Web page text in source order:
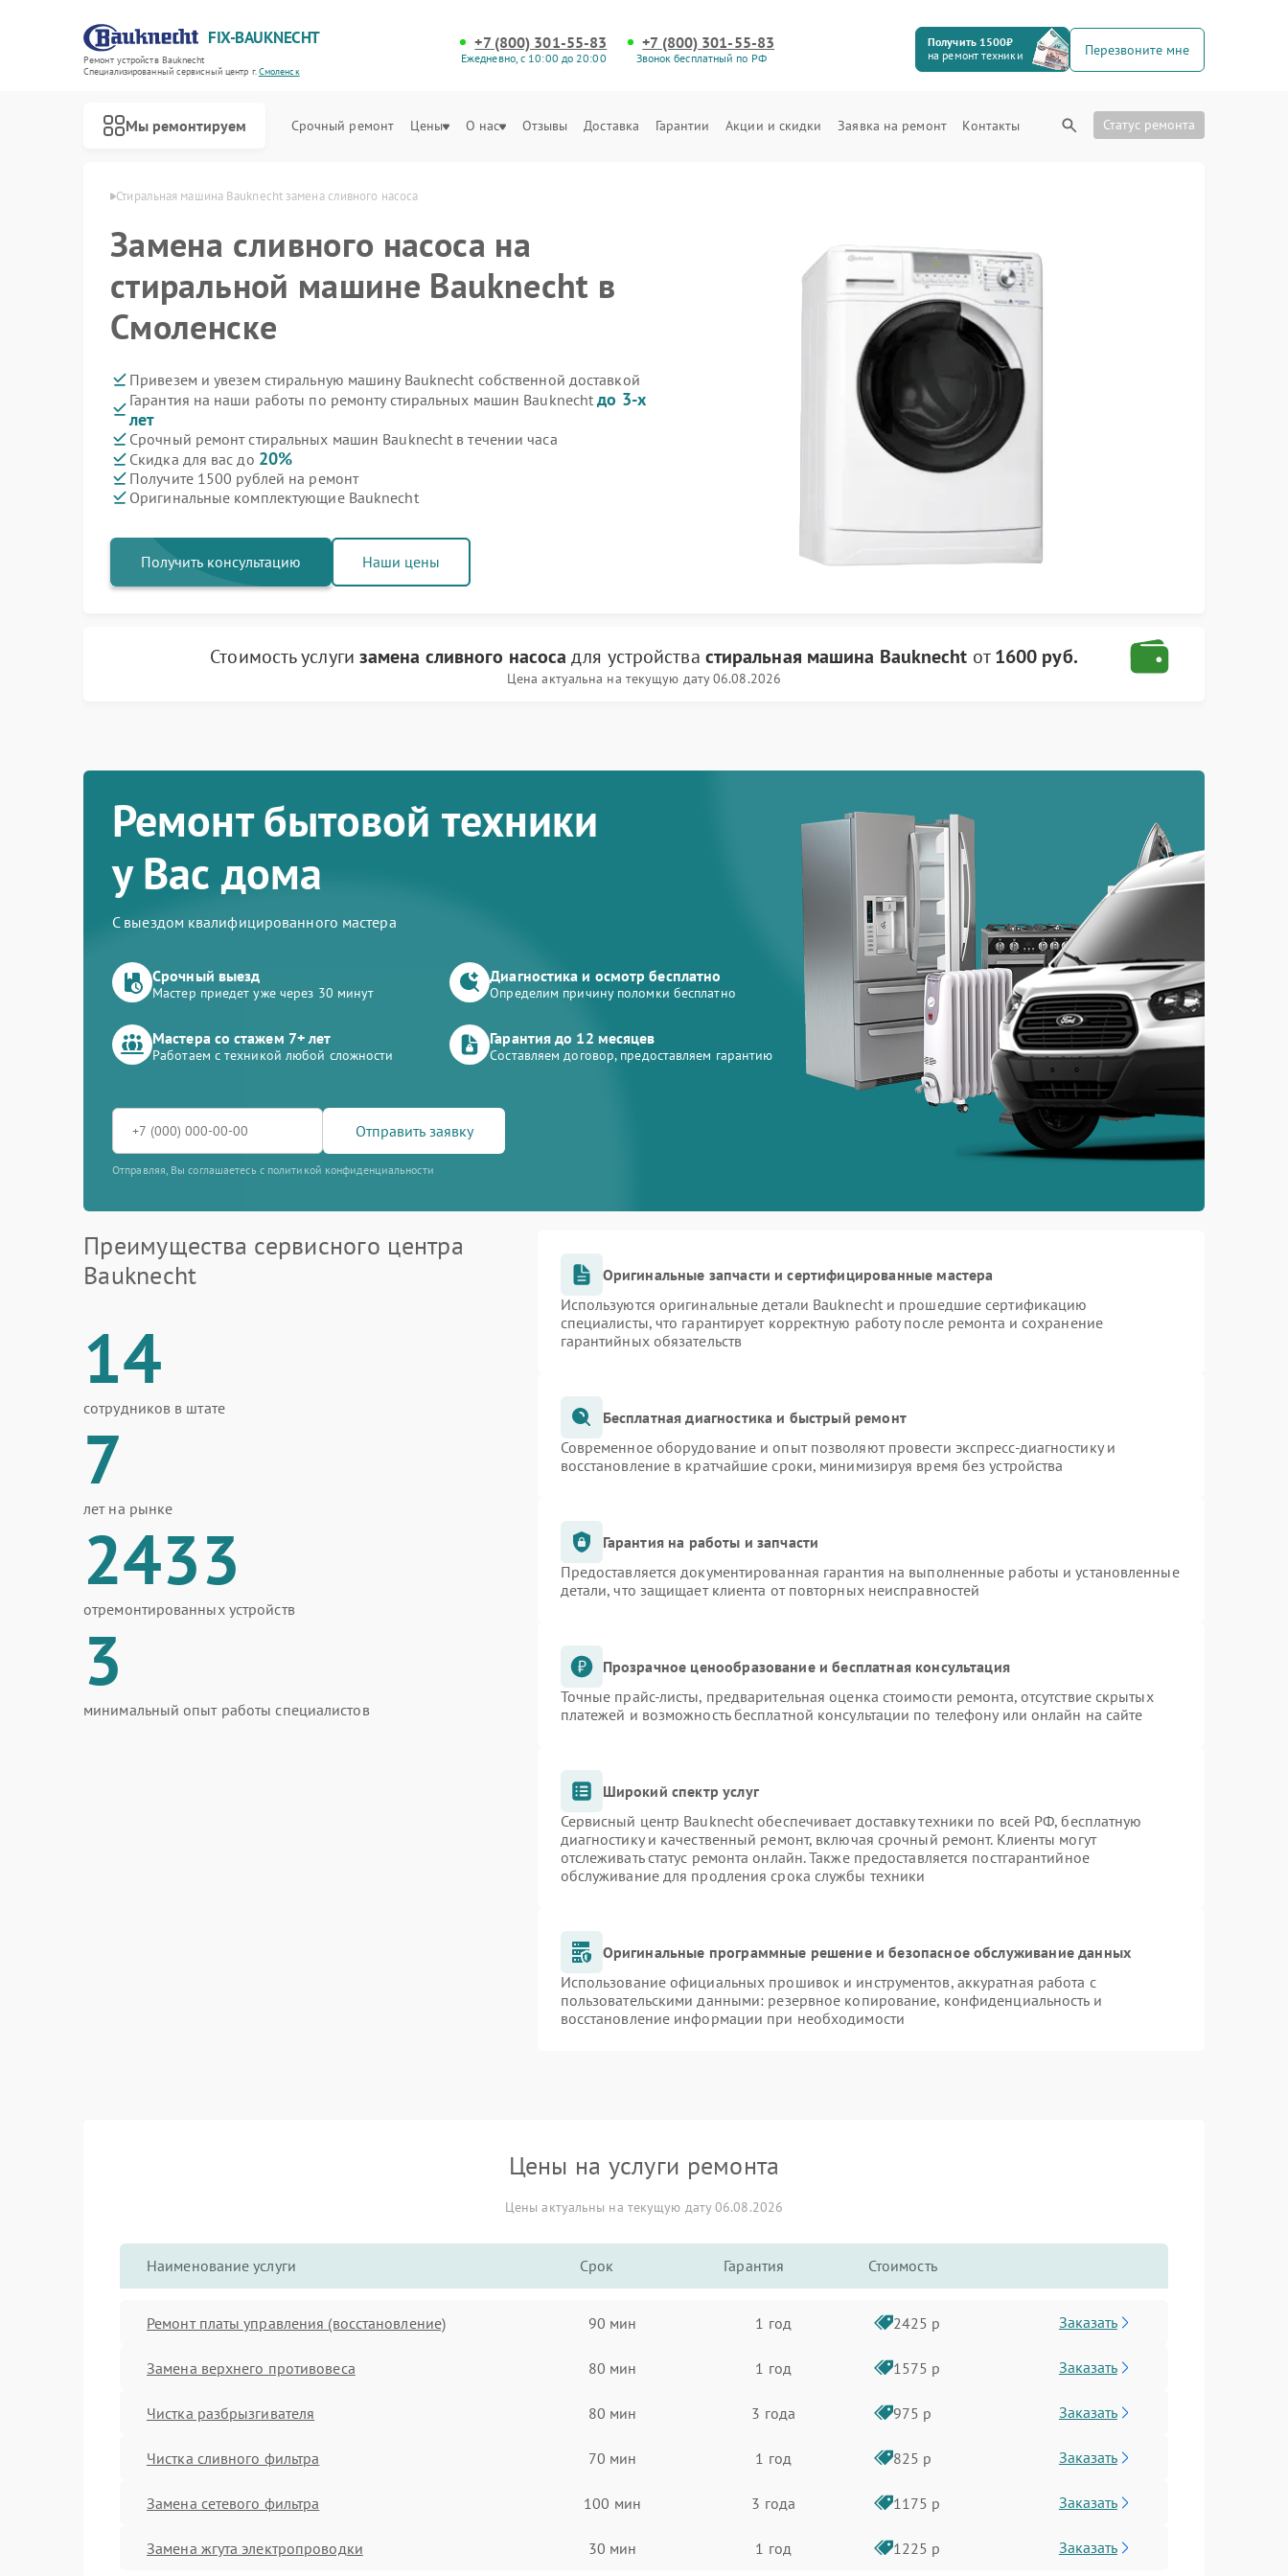
FIX-BAUKNECHT
Ремонт устройств Bauknecht
Специализированный cервисный центр г.Смоленск
+7 (800) 301-55-83
Ежедневно, с 10:00 до 20:00
+7 (800) 301-55-83
Звонок бесплатный по РФ
Получить 1500₽
на ремонт техники
Перезвоните мне
Мы ремонтируем Срочный ремонт Цены О нас Отзывы Доставка Гарантии Акции и скидки Заявка на ремонт Контакты Статус ремонта
в Смоленске Стиральная машина Bauknecht замена сливного насоса
Замена сливного насоса на
стиральной машине Bauknecht в
Смоленске
Привезем и увезем стиральную машину Bauknecht собственной доставкой
Гарантия на наши работы по ремонту стиральных машин Bauknechtдо 3-х
лет
Срочный ремонт стиральных машин Bauknecht в течении часа
Скидка для вас до 20%
Получите 1500 рублей на ремонт
Оригинальные комплектующие Bauknecht
Получить консультацию Наши цены
Стоимость услуги замена сливного насоса для устройства стиральная машина Bauknecht от1600 руб.
Цена актуальна на текущую дату 06.08.2026
Ремонт бытовой техники
у Вас дома
С выездом квалифицированного мастера
Срочный выезд
Мастер приедет уже через 30 минут
Диагностика и осмотр бесплатно
Определим причину поломки бесплатно
Мастера со стажем 7+ лет
Работаем с техникой любой сложности
Гарантия до 12 месяцев
Составляем договор, предоставляем гарантию
Отправить заявку
Отправляя, Вы соглашаетесь с политикой конфиденциальности
Преимущества сервисного центра
Bauknecht
14
сотрудников в штате
7
лет на рынке
2433
отремонтированных устройств
3
минимальный опыт работы специалистов
Оригинальные запчасти и сертифицированные мастера
Используются оригинальные детали Bauknecht и прошедшие сертификацию
специалисты, что гарантирует корректную работу после ремонта и сохранение
гарантийных обязательств
Бесплатная диагностика и быстрый ремонт
Современное оборудование и опыт позволяют провести экспресс-диагностику и
восстановление в кратчайшие сроки, минимизируя время без устройства
Гарантия на работы и запчасти
Предоставляется документированная гарантия на выполненные работы и установленные
детали, что защищает клиента от повторных неисправностей
Прозрачное ценообразование и бесплатная консультация
Точные прайс-листы, предварительная оценка стоимости ремонта, отсутствие скрытых
платежей и возможность бесплатной консультации по телефону или онлайн на сайте
Широкий спектр услуг
Сервисный центр Bauknecht обеспечивает доставку техники по всей РФ, бесплатную
диагностику и качественный ремонт, включая срочный ремонт. Клиенты могут
отслеживать статус ремонта онлайн. Также предоставляется постгарантийное
обслуживание для продления срока службы техники
Оригинальные программные решение и безопасное обслуживание данных
Использование официальных прошивок и инструментов, аккуратная работа с
пользовательскими данными: резервное копирование, конфиденциальность и
восстановление информации при необходимости
Цены на услуги ремонта
Цены актуальны на текущую дату 06.08.2026
Наименование услуги Срок Гарантия Стоимость
Ремонт платы управления (восстановление) 90 мин 1 год 2425 р Заказать
Замена верхнего противовеса 80 мин 1 год 1575 р Заказать
Чистка разбрызгивателя 80 мин 3 года 975 р Заказать
Чистка сливного фильтра 70 мин 1 год 825 р Заказать
Замена сетевого фильтра 100 мин 3 года 1175 р Заказать
Замена жгута электропроводки 30 мин 1 год 1225 р Заказать